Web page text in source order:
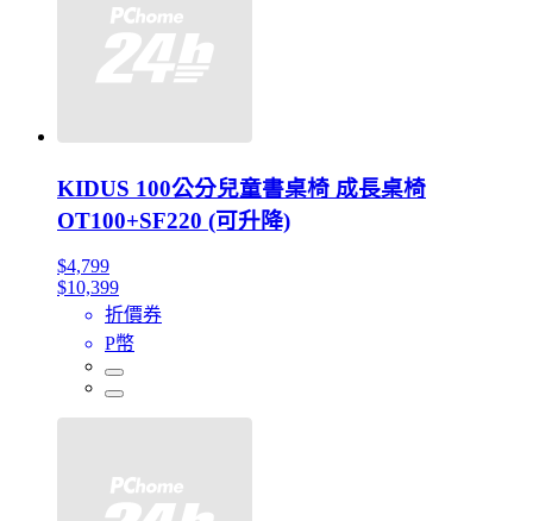
KIDUS 100公分兒童書桌椅 成長桌椅
OT100+SF220 (可升降)
$4,799
$10,399
折價券
P幣